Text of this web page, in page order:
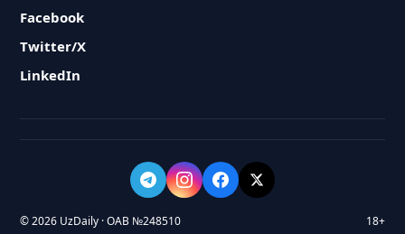
Facebook
Twitter/X
LinkedIn
© 2026 UzDaily · ОАВ №248510 18+